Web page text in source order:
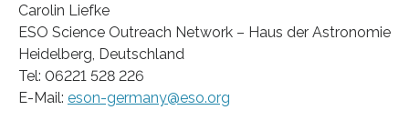
Carolin Liefke
ESO Science Outreach Network – Haus der Astronomie
Heidelberg, Deutschland
Tel: 06221 528 226
E-Mail: eson-germany@eso.org